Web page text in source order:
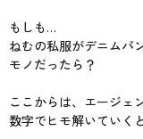
もしも…
ねむの私服がデニムパ
モノだったら？
ここからは、エージェ
数字でヒモ解いていく